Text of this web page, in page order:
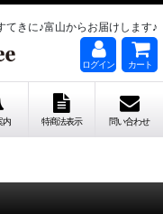
てきに♪富山からお届けします♪
ログイン カート
内 特商法表示 問い合わせ